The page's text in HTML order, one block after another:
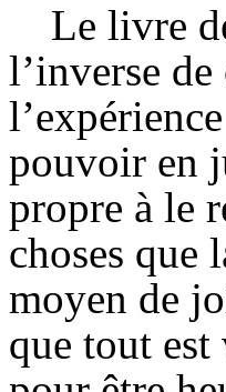
Le livre
l’inverse
pouvoir en
propre à le
choses que
moyen de
que tout